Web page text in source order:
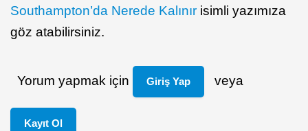
Southampton’da Nerede Kalınır isimli yazımıza
göz atabilirsiniz.
Yorum yapmak için Giriş Yap veya
Kayıt Ol